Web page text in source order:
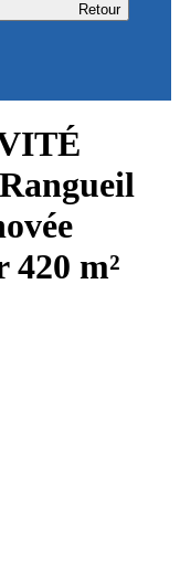
Retour
420 m²